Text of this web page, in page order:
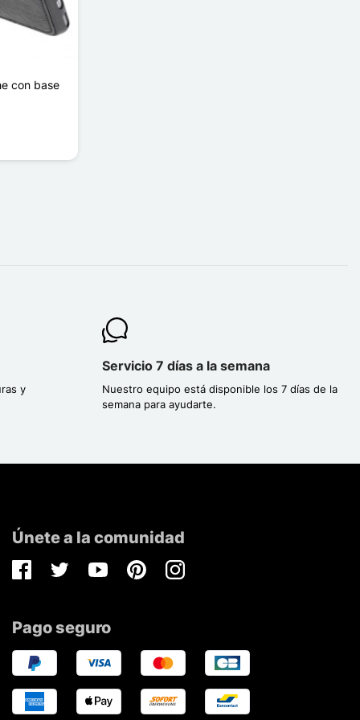
con base
y
Servicio 7 días a la semana
Nuestro equipo está disponible los 7 días de la
semana para ayudarte.
Únete a la comunidad
FacebookTwitterYoutubePinterestInstagram
Pago seguro